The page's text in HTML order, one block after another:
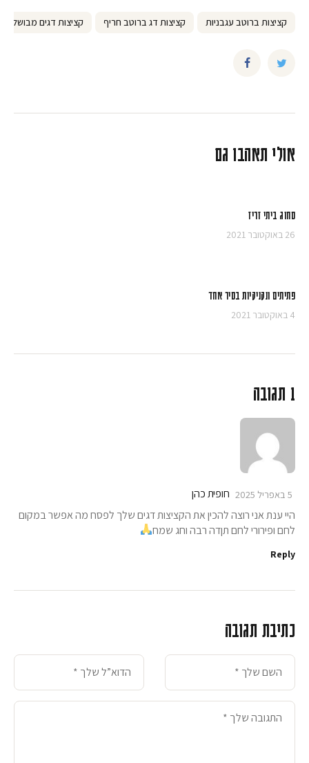
קציצות ברוטב עגבניות קציצות דג ברוטב חריף קציצות דגים מבושלות
אולי תאהבו גם
סחוג ביתי זריז
26 באוקטובר 2021
פתיתים ונקניקיות בסיר אחד
4 באוקטובר 2021
1 תגובה
חופית כהן 5 באפריל 2025
היי ענת אני רוצה להכין את הקציצות דגים שלך לפסח מה אפשר במקום
לחם ופירורי לחם תןדה רבה וחג שמח
Reply
כתיבת תגובה